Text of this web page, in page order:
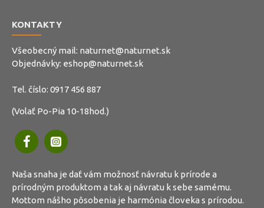
KONTAKTY
Všeobecný mail: naturnet@naturnet.sk
Objednávky: eshop@naturnet.sk
Tel. číslo: 0917 456 887
(Volať Po-Pia 10-18hod.)
Naša snaha je dať vám možnosť návratu k prírode a
prírodným produktom a tak aj návratu k sebe samému.
Mottom nášho pôsobenia je harmónia človeka s prírodou.